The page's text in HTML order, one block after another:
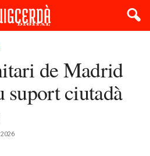
de Madrid
suport ciutadà